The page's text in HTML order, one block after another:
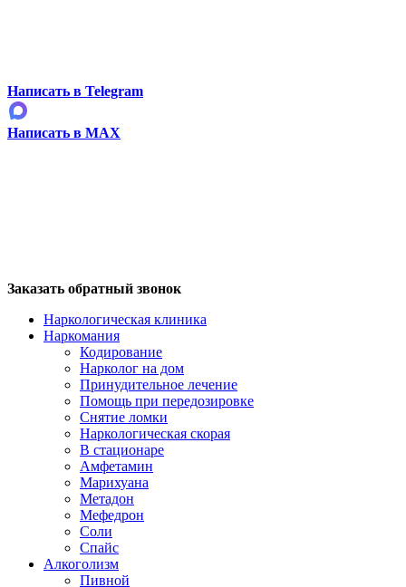
Написать в Telegram
Написать в MAX
Заказать обратный звонок
Наркологическая клиника
Наркомания
Кодирование
Нарколог на дом
Принудительное лечение
Помощь при передозировке
Снятие ломки
Наркологическая скорая
В стационаре
Амфетамин
Марихуана
Метадон
Мефедрон
Соли
Спайс
Алкоголизм
Пивной